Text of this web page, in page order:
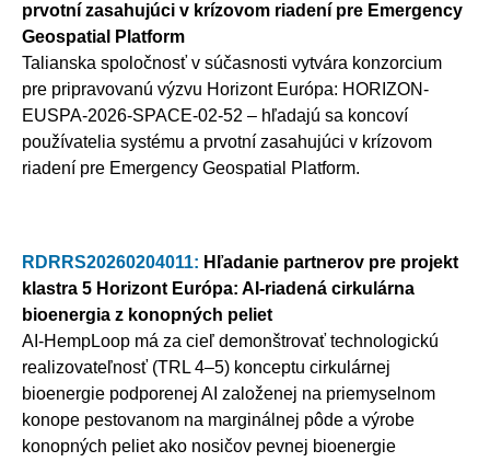
prvotní zasahujúci v krízovom riadení pre Emergency
Geospatial Platform
Talianska spoločnosť v súčasnosti vytvára konzorcium
pre pripravovanú výzvu Horizont Európa: HORIZON-
EUSPA-2026-SPACE-02-52 – hľadajú sa koncoví
používatelia systému a prvotní zasahujúci v krízovom
riadení pre Emergency Geospatial Platform.
RDRRS20260204011: Hľadanie partnerov pre projekt
klastra 5 Horizont Európa: AI-riadená cirkulárna
bioenergia z konopných peliet
AI-HempLoop má za cieľ demonštrovať technologickú
realizovateľnosť (TRL 4–5) konceptu cirkulárnej
bioenergie podporenej AI založenej na priemyselnom
konope pestovanom na marginálnej pôde a výrobe
konopných peliet ako nosičov pevnej bioenergie